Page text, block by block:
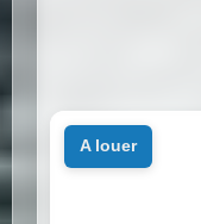
a louer